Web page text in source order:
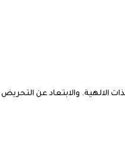
الالهية. والابتعاد عن التحريض